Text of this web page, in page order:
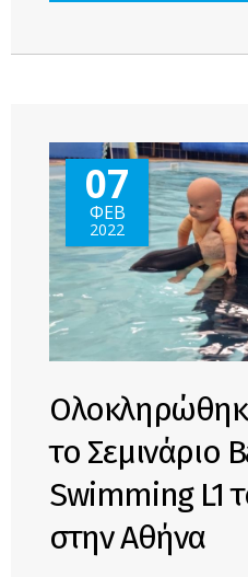
07
ΦΕΒ
2022
το Σεμινάριο
Swimming L1
στην Αθήνα